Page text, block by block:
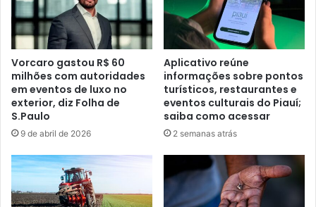
Vorcaro gastou R$ 60
milhões com autoridades
em eventos de luxo no
exterior, diz Folha de
S.Paulo
9 de abril de 2026
Aplicativo reúne
informações sobre pontos
turísticos, restaurantes e
eventos culturais do Piauí;
saiba como acessar
2 semanas atrás